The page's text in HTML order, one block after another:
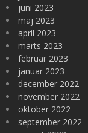
juni 2023
maj 2023
april 2023
marts 2023
februar 2023
januar 2023
december 2022
november 2022
oktober 2022
september 2022